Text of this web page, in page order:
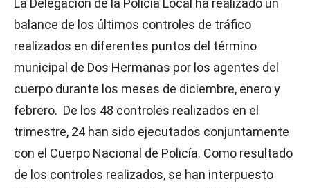
La Delegación de la Policía Local ha realizado un
balance de los últimos controles de tráfico
realizados en diferentes puntos del término
municipal de Dos Hermanas por los agentes del
cuerpo durante los meses de diciembre, enero y
febrero. De los 48 controles realizados en el
trimestre, 24 han sido ejecutados conjuntamente
con el Cuerpo Nacional de Policía. Como resultado
de los controles realizados, se han interpuesto